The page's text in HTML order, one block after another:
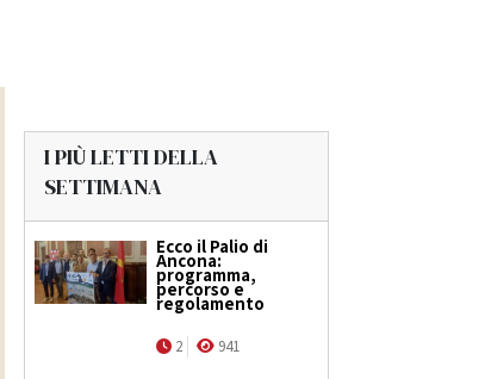
I PIÙ LETTI DELLA
SETTIMANA
Ecco il Palio di
Ancona:
programma,
percorso e
regolamento
2 941